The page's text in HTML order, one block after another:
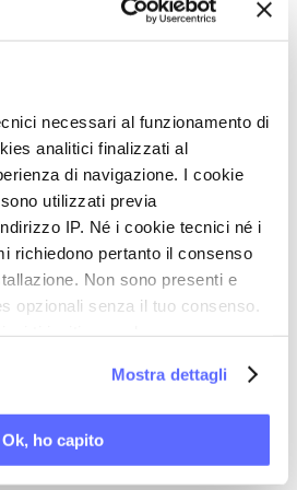
necessari al funzionamento di
analitici finalizzati al
di navigazione. I cookie
utilizzati previa
IP. Né i cookie tecnici né i
richiedono pertanto il consenso
Non sono presenti e
opzionali senza il tuo consenso.
Mostra dettagli
Ok, ho capito
(10.0% vs 4.3%, P = 0.020) e
vs 1.3%, P < 0.001)nelle
o obese
dati per età, genere, abitudini
alcol, stato menopausale e
di natura metabolica e
risulta
del miocardionell’intera
atrialenelle persone
normopeso e non
di infarto miocardico